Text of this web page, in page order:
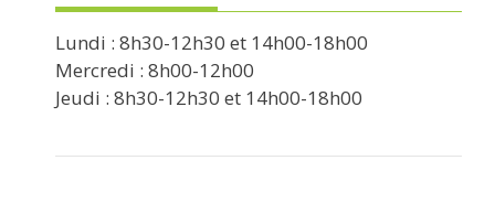
Lundi : 8h30-12h30 et 14h00-18h00
Mercredi : 8h00-12h00
Jeudi : 8h30-12h30 et 14h00-18h00